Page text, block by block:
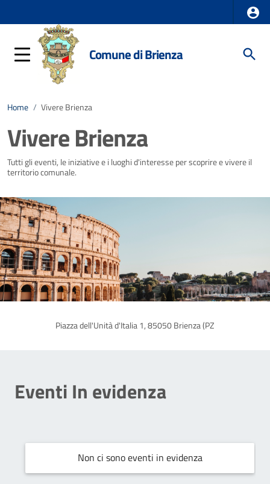
Comune di Brienza
Home / Vivere Brienza
Vivere Brienza
Tutti gli eventi, le iniziative e i luoghi d'interesse per scoprire e vivere il
territorio comunale.
Piazza dell'Unità d'Italia 1, 85050 Brienza (PZ
Eventi In evidenza
Non ci sono eventi in evidenza